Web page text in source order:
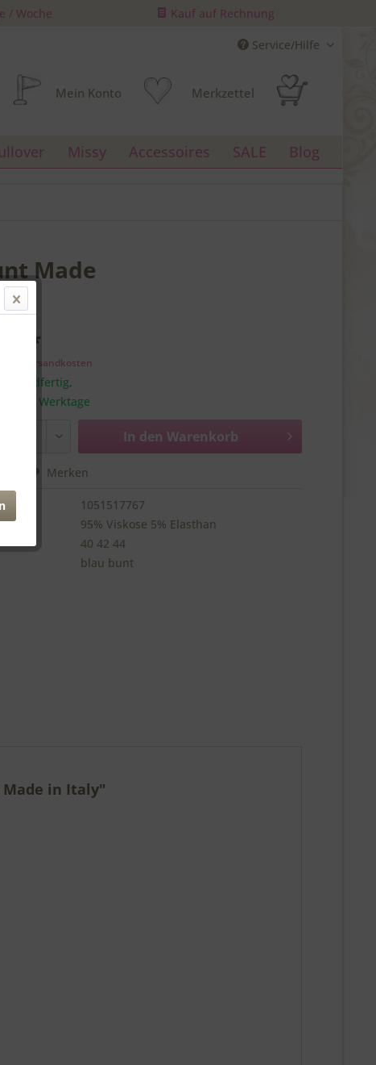
/ Woche Kauf auf Rechnung
Service/Hilfe
Mein Konto Merkzettel
Missy Accessoires SALE Blog
Made
€ *
zzgl. Versandkosten
ca. 1-3 Werktage
In den Warenkorb
Merken
1051517767
95% Viskose 5% Elasthan
40 42 44
blau bunt
in Italy"